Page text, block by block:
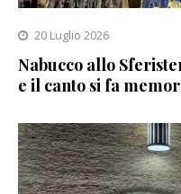
20 Luglio 2026
Nabucco allo
e il canto si fa